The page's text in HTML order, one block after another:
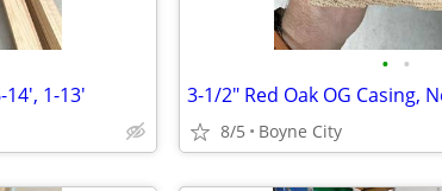
14', 1-13'
• •
8/5 Boyne City